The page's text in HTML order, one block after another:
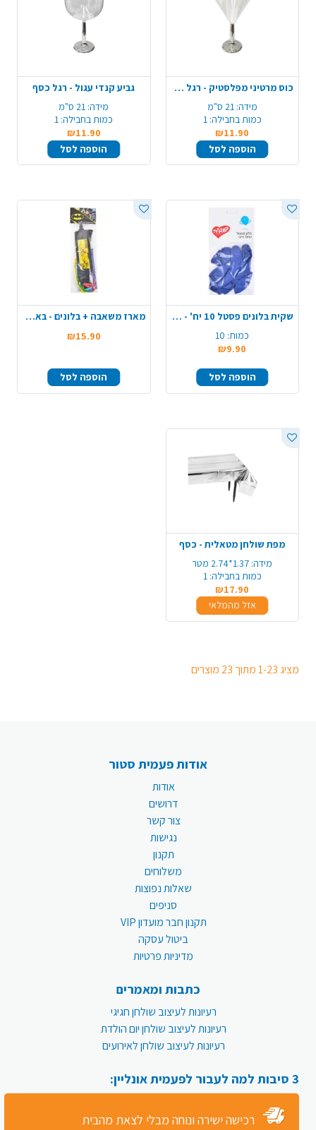
כוס מרטיני מפלסטיק - רגל כסף
מידה: 21 ס"מ
כמות בחבילה: 1
₪11.90
הוספה לסל
גביע קנדי עגול - רגל כסף
מידה: 21 ס"מ
כמות בחבילה: 1
₪11.90
הוספה לסל
שקית בלונים פסטל 10 יח' - כחול
כמות: 10
₪9.90
הוספה לסל
מארז משאבה + בלונים - באטמן
₪15.90
הוספה לסל
מפת שולחן מטאלית - כסף
מידה: 1.37*2.74 מטר
כמות בחבילה: 1
₪17.90
אזל מהמלאי
מציג 1-23 מתוך 23 מוצרים
אודות פעמית סטור
אודות
דרושים
צור קשר
נגישות
תקנון
משלוחים
שאלות נפוצות
סניפים
תקנון חבר מועדון VIP
ביטול עסקה
מדיניות פרטיות
כתבות ומאמרים
רעיונות לעיצוב שולחן חגיגי
רעיונות לעיצוב שולחן יום הולדת
רעיונות לעיצוב שולחן לאירועים
3 סיבות למה לעבור לפעמית אונליין:
רכישה ישירה ונוחה מבלי לצאת מהבית